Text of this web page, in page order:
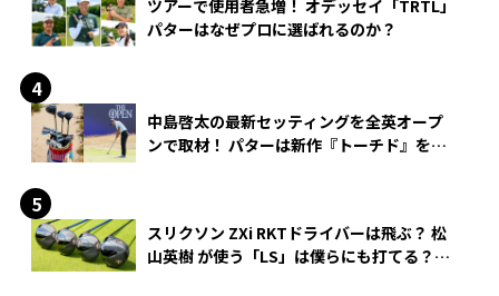
ツアーで使用者急増！ オデッセイ「TRTL」
パターはなぜプロに選ばれるのか？
中島啓太の最新セッティングを全英オープ
ンで取材！ パターは新作『トーチド』を投
スリクソン ZXi RKTドライバーは飛ぶ？ 松
山英樹 が使う「LS」は僕らにも打てる？